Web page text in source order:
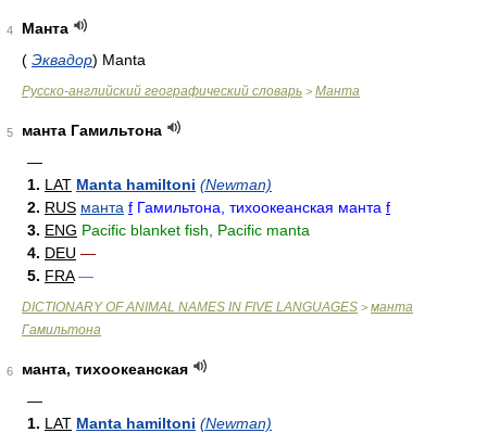
4
Манта
( Эквадор) Manta
Русско-английский географический словарь > Манта
5
манта Гамильтона
—
1. LAT Manta hamiltoni (Newman)
2. RUS манта f Гамильтона, тихоокеанская манта f
3. ENG Pacific blanket fish, Pacific manta
4. DEU —
5. FRA —
DICTIONARY OF ANIMAL NAMES IN FIVE LANGUAGES > манта
Гамильтона
6
манта, тихоокеанская
—
1. LAT Manta hamiltoni (Newman)